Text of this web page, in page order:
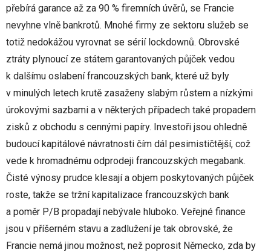
přebírá garance až za 90 % firemních úvěrů, se Francie
nevyhne vlně bankrotů. Mnohé firmy ze sektoru služeb se
totiž nedokážou vyrovnat se sérií lockdownů. Obrovské
ztráty plynoucí ze státem garantovaných půjček vedou
k dalšímu oslabení francouzských bank, které už byly
v minulých letech krutě zasaženy slabým růstem a nízkými
úrokovými sazbami a v některých případech také propadem
zisků z obchodu s cennými papíry. Investoři jsou ohledně
budoucí kapitálové návratnosti čím dál pesimističtější, což
vede k hromadnému odprodeji francouzských megabank.
Čisté výnosy prudce klesají a objem poskytovaných půjček
roste, takže se tržní kapitalizace francouzských bank
a poměr P/B propadají nebývale hluboko. Veřejné finance
jsou v příšerném stavu a zadlužení je tak obrovské, že
Francie nemá jinou možnost, než poprosit Německo, zda by